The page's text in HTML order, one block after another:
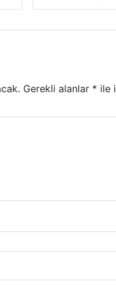
Gerekli alanlar * ile